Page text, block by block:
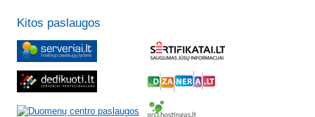
Kitos paslaugos